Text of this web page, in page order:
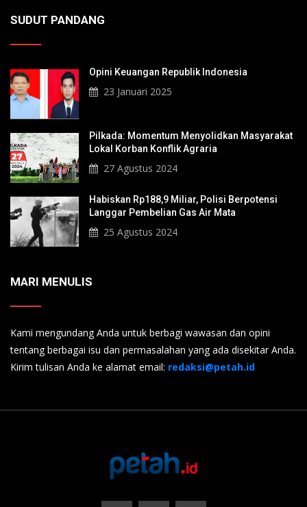
SUDUT PANDANG
Opini Keuangan Republik Indonesia
23 Januari 2025
Pilkada: Momentum Menyolidkan Masyarakat
Lokal Korban Konflik Agraria
27 Agustus 2024
Habiskan Rp188,9 Miliar, Polisi Berpotensi
Langgar Pembelian Gas Air Mata
25 Agustus 2024
MARI MENULIS
Kami mengundang Anda untuk berbagi wawasan dan opini
tentang berbagai isu dan permasalahan yang ada disekitar Anda.
Kirim tulisan Anda ke alamat email: redaksi@petah.id